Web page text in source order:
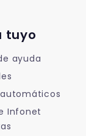
tuyo
ayuda
Infonet